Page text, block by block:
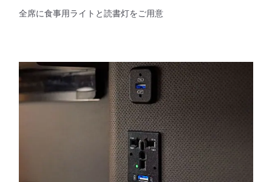
全席に食事用ライトと読書灯をご用意